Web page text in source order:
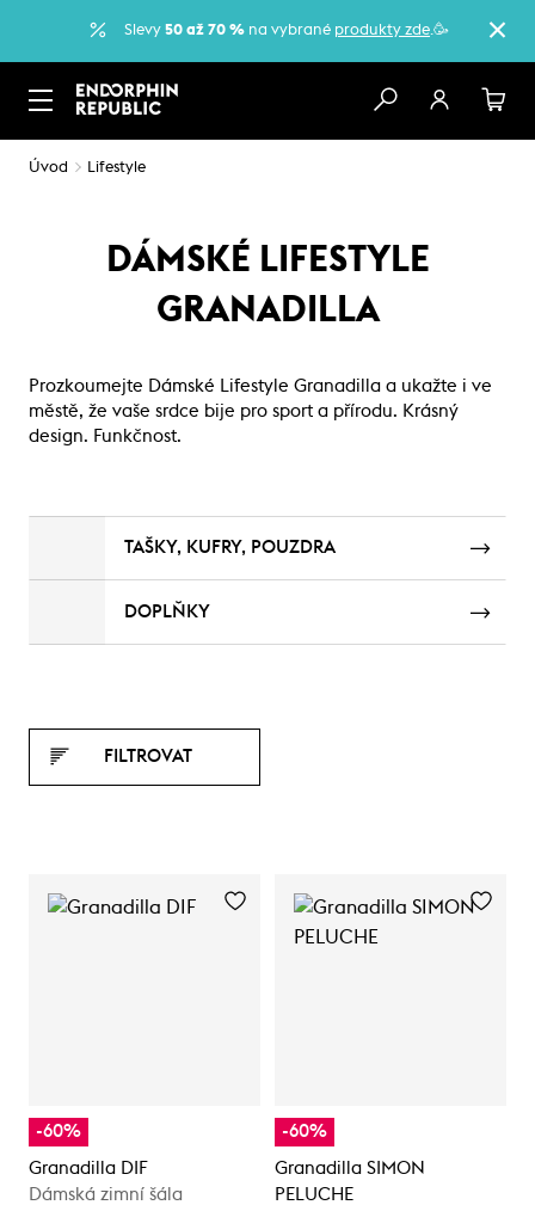
Slevy 50 až 70 % na vybrané produkty zde.🥳
Úvod Lifestyle
DÁMSKÉ LIFESTYLE
GRANADILLA
Prozkoumejte Dámské Lifestyle Granadilla a ukažte i ve
městě, že vaše srdce bije pro sport a přírodu. Krásný
design. Funkčnost.
TAŠKY, KUFRY, POUZDRA
DOPLŇKY
FILTROVAT
-60%
Granadilla DIF
Dámská zimní šála
-60%
Granadilla SIMON
PELUCHE